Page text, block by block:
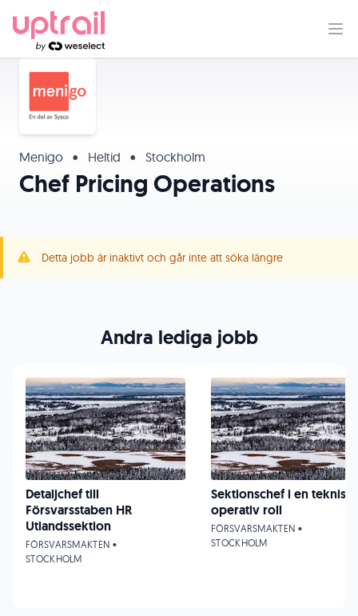
Menigo • Heltid • Stockholm
Chef Pricing Operations
Detta jobb är inaktivt och går inte att söka längre
Andra lediga jobb
Detaljchef till
Försvarsstaben HR
Utlandssektion
FÖRSVARSMAKTEN •
STOCKHOLM
Sektionschef i en teknisk
operativ roll
FÖRSVARSMAKTEN •
STOCKHOLM